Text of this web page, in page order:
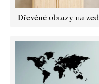
Dřevěné obrazy na zeď